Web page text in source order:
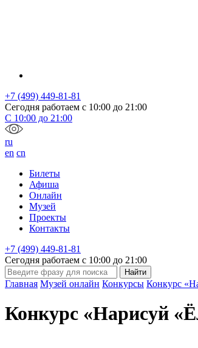
+7 (499) 449-81-81
Сегодня работаем с 10:00 до 21:00
С 10:00 до 21:00
ru
en cn
Билеты
Афиша
Онлайн
Музей
Проекты
Контакты
+7 (499) 449-81-81
Сегодня работаем с 10:00 до 21:00
Главная Музей онлайн Конкурсы Конкурс
Конкурс «Нарисуй